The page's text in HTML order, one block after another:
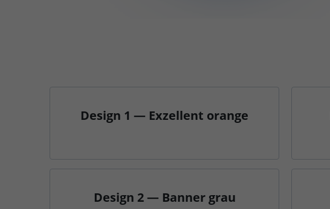
Design 1 — Exzellent orange
Design 2 — Banner grau